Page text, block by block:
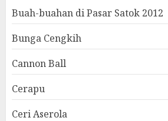
Buah-buahan di Pasar Satok 2012
Bunga Cengkih
Cannon Ball
Cerapu
Ceri Aserola